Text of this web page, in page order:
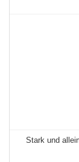
Stark und